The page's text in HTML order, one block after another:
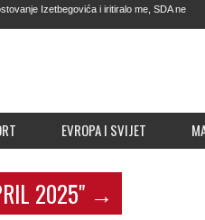
Izetbegovića i iritiralo me, SDA ne
ne preuzme predmet mafijaških
ikebana, služi za hapšenje migranata,
EVROPA I SVIJET
2025" →
Miletić: Ako Čović